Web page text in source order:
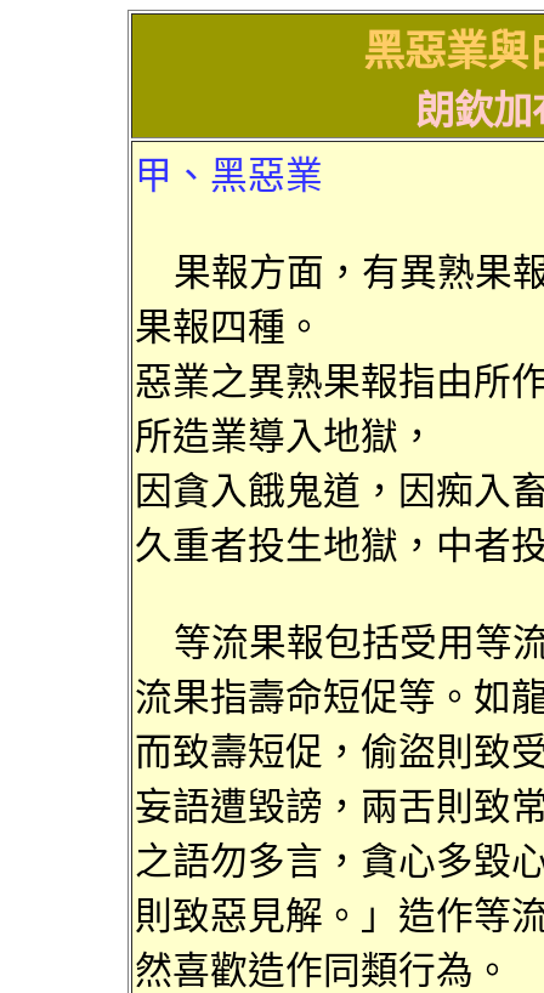
黑惡業與
朗欽加
甲、黑惡業
果報方面，有異熟果
果報 四種。
惡業之異熟果報指由所
所造業導入地獄，
因 貪入餓鬼道，因痴入
久重者投生地獄，中者
等流果報包括受用 等
流果指壽命短促等。如
而致壽短促 ， 偷盜則致
妄語遭毀謗， 兩舌則 致
之語勿多言，貪心多毀
則致惡 見解。」造作等
然喜歡造作同類行為。